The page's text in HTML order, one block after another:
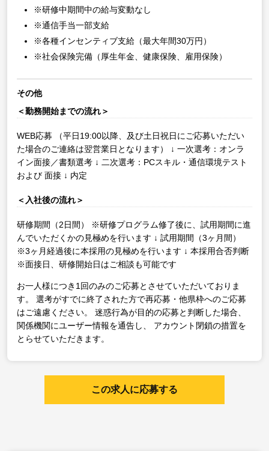
※研修中期間中の給与変動なし
※通信手当一部支給
※各種インセンティブ支給（最大年間30万円）
※社会保険完備（厚生年金、健康保険、雇用保険）
その他
＜勤務開始までの流れ＞
WEB応募 （平日19:00以降、及び土日祝日にご応募いただい
た場合のご連絡は翌営業日となります）
↓ 一次選考：オンラ
イン面接／書類選考 ↓ 二次選考：PCスキル・通信環境テスト
および 面接 ↓ 内定
＜入社後の流れ＞
研修期間（2日間）
※研修プログラム修了後に、試用期間に進
んでいただくかの見極めを行います ↓ 試用期間（3ヶ月間）
※3ヶ月経過後に本採用の見極めを行います ↓ 本採用合否判断
※面接日、研修開始日はご相談も可能です
お一人様につき1回のみのご応募とさせていただいておりま
す。
選考がすでに終了された方で再応募・他県枠へのご応募
はご遠慮ください。
迷惑行為が目的の応募と判断した場合、
関係機関にユーザー情報を通告し、
アカウント閉鎖の措置を
とらせていただきます。
この求人に応募する